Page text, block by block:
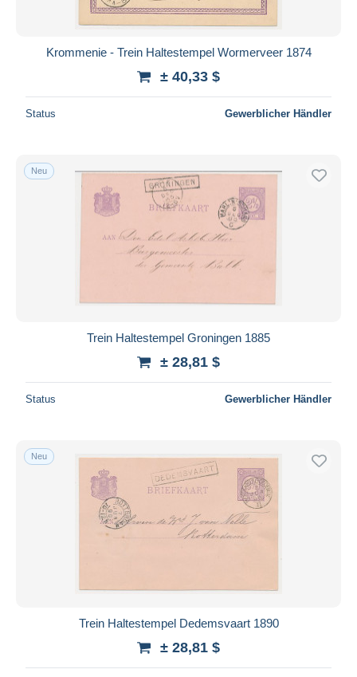
Krommenie - Trein Haltestempel Wormerveer 1874
± 40,33 $
Status Gewerblicher Händler
Neu
Trein Haltestempel Groningen 1885
± 28,81 $
Status Gewerblicher Händler
Neu
Trein Haltestempel Dedemsvaart 1890
± 28,81 $